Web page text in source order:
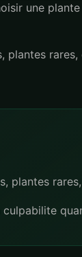
une
plantes